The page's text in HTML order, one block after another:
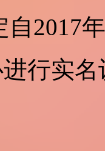
2017
行实名